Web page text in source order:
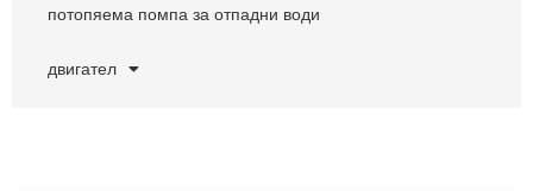
потопяема помпа за отпадни води
двигател